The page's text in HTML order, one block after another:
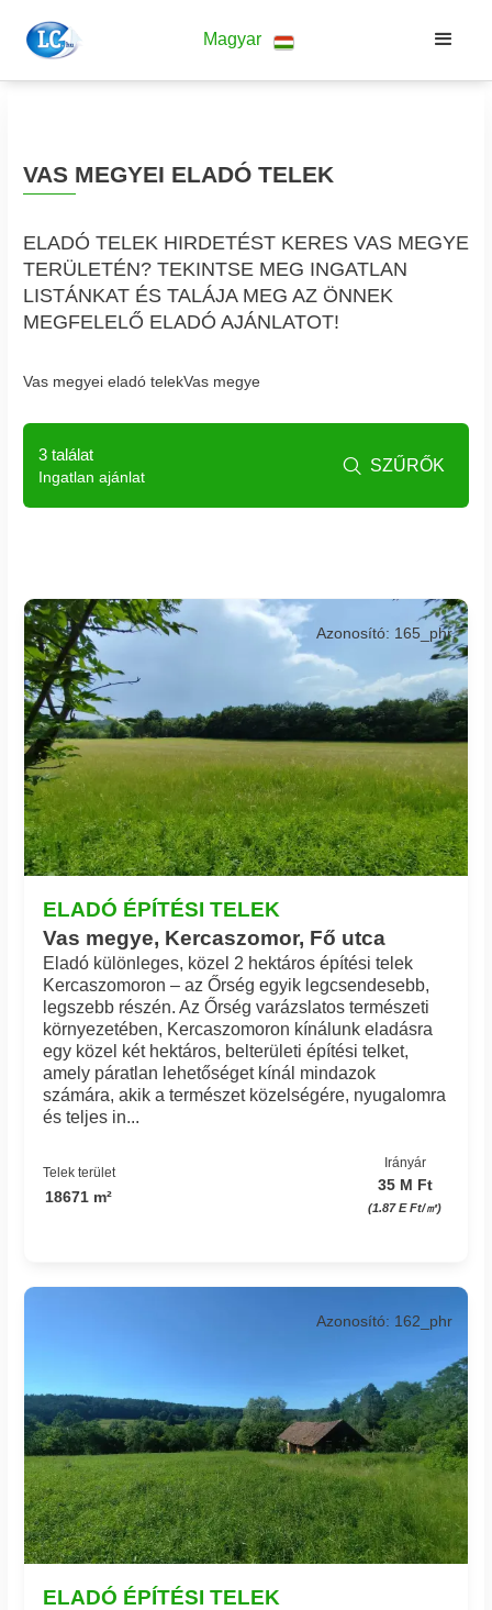
Magyar
VAS MEGYEI ELADÓ TELEK
ELADÓ TELEK HIRDETÉST KERES VAS MEGYE
TERÜLETÉN? TEKINTSE MEG INGATLAN
LISTÁNKAT ÉS TALÁJA MEG AZ ÖNNEK
MEGFELELŐ ELADÓ AJÁNLATOT!
Vas megyei eladó telekVas megye
ELADÓ ÉPÍTÉSI TELEK
Vas megye, Kercaszomor, Fő utca
Azonosító: 165_phr
Eladó különleges, közel 2 hektáros építési telek
Kercaszomoron – az Őrség egyik legcsendesebb,
legszebb részén. Az Őrség varázslatos természeti
környezetében, Kercaszomoron kínálunk eladásra
egy közel két hektáros, belterületi építési telket,
amely páratlan lehetőséget kínál mindazok
számára, akik a természet közelségére, nyugalomra
és teljes in...
Telek terület
18671 m²
Irányár
35 M Ft
(1.87 E Ft/㎡)
ELADÓ ÉPÍTÉSI TELEK
Azonosító: 162_phr
3 találat
Ingatlan ajánlat
 SZŰRŐK